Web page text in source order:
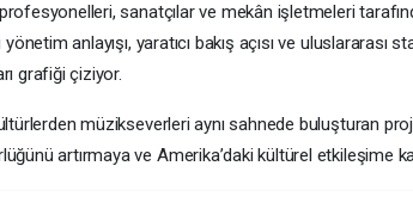
sanatçılar ve mekân işletmeleri
anlayışı, yaratıcı bakış açısı ve
grafiği çiziyor.
müzikseverleri aynı sahnede buluşturan
artırmaya ve Amerika’daki kültürel etkileşime